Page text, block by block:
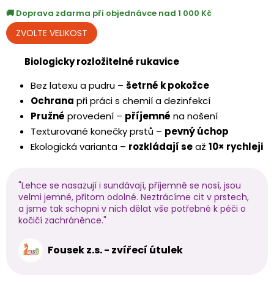
Doprava zdarma při objednávce nad 1 000 Kč
Biologicky rozložitelné rukavice
Bez latexu a pudru – šetrné k pokožce
Ochrana při práci s chemií a dezinfekcí
Pružné provedení – příjemné na nošení
Texturované konečky prstů – pevný úchop
Ekologická varianta – rozkládají seaž 10× rychleji
"Lehce se nasazují i sundávají, příjemně se nosí, jsou
velmi jemné, přitom odolné. Neztrácíme cit v prstech,
a jsme tak schopni v nich dělat vše potřebné k péči o
kočičí zachráněnce."
Fousek z.s. - zvířecí útulek